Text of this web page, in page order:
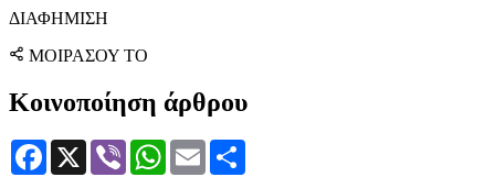
ΔΙΑΦΗΜΙΣΗ
ΜΟΙΡΑΣΟΥ ΤΟ
Κοινοποίηση άρθρου
Facebook
X Viber WhatsApp
Email